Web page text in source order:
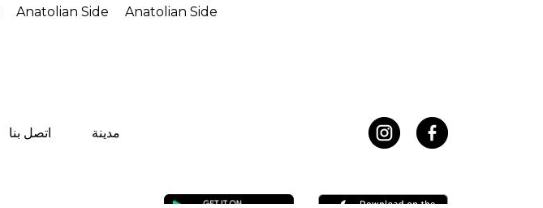
Anatolian Side Anatolian Side
اتصل بنا مدينة